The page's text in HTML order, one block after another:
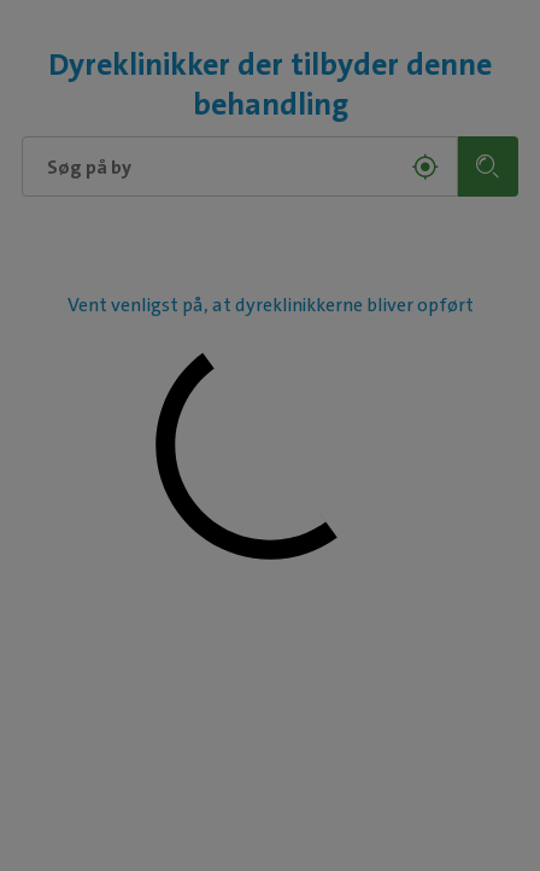
Dyreklinikker der tilbyder denne
behandling
Vent venligst på, at dyreklinikkerne bliver opført